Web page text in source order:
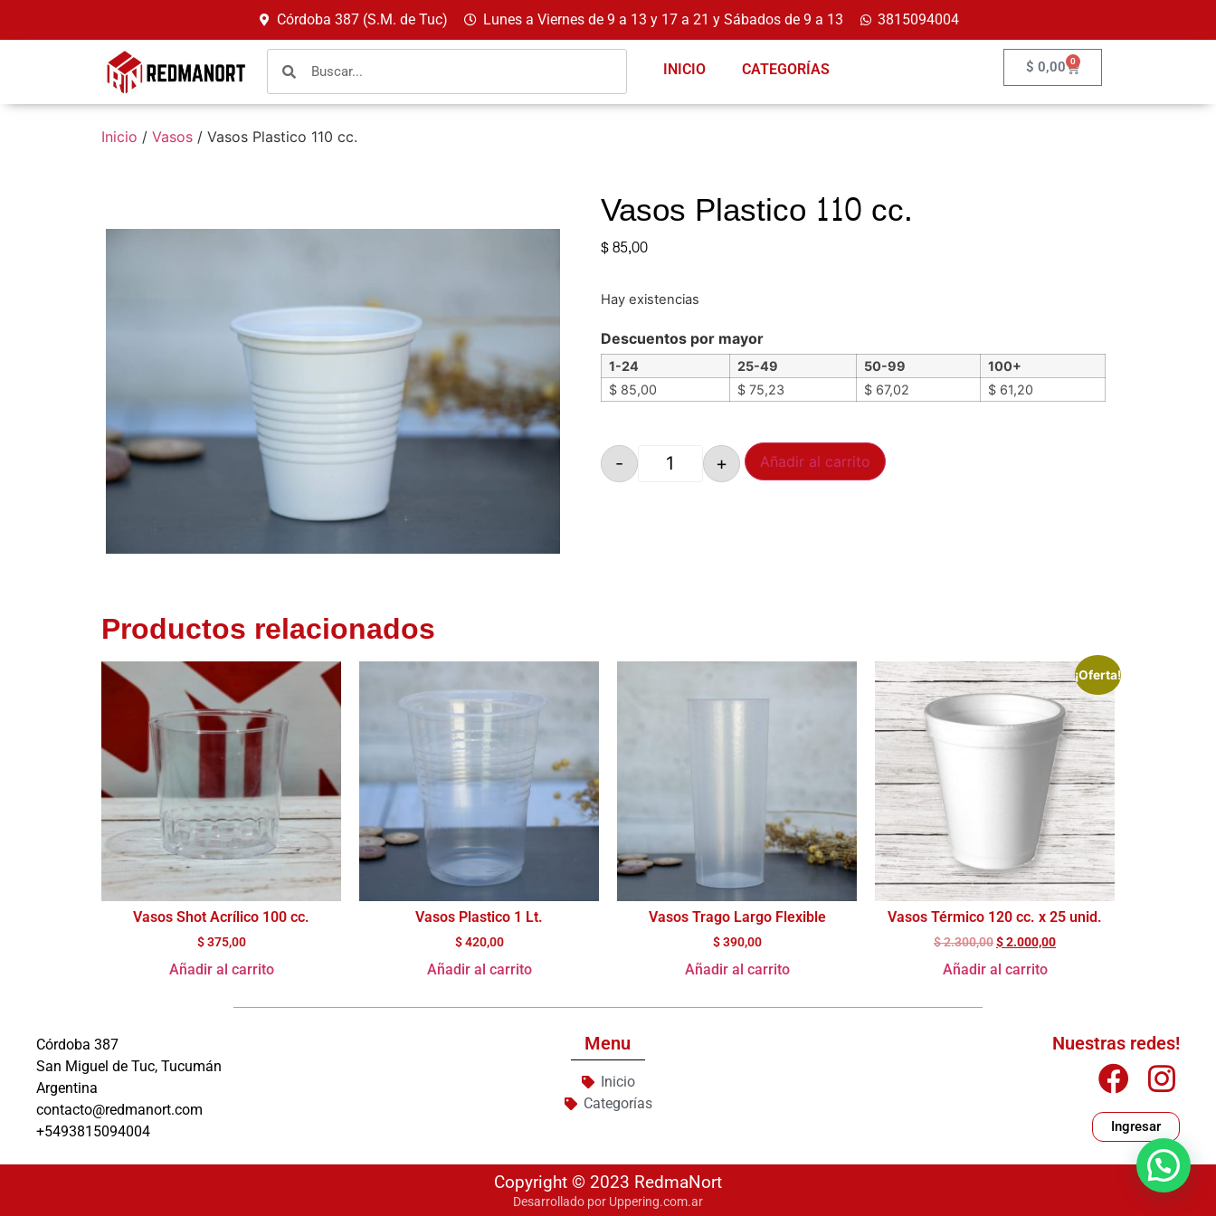
Córdoba 387 (S.M. de Tuc) Lunes a Viernes de 9 a 13 y 17 a 21 y Sábados de 9 a 13 3815094004
INICIO CATEGORÍAS $ 0,00 0
Inicio / Vasos / Vasos Plastico 110 cc.
Vasos Plastico 110 cc.
$85,00
Hay existencias
Descuentos por mayor
1-24 25-49 50-99
100+
$85,00 $75,23 $67,02 $61,20
- + Añadir al carrito
Productos relacionados
Vasos Shot Acrílico 100 cc.
$375,00
Añadir al carrito
Vasos Plastico 1 Lt.
$420,00
Añadir al carrito
Vasos Trago Largo Flexible
$390,00
Añadir al carrito
¡Oferta!
Vasos Térmico 120 cc. x 25 unid.
$2.300,00$2.000,00
Añadir al carrito
Córdoba 387
San Miguel de Tuc, Tucumán
Argentina
contacto@redmanort.com
+5493815094004
Menu
Inicio
Categorías
Nuestras redes!
Ingresar
Copyright © 2023 RedmaNort
Desarrollado por Uppering.com.ar